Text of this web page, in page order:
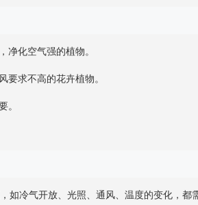
净化空气强的植物。
要求不高的花卉植物。
。
如冷气开放、光照、通风、温度的变化，都